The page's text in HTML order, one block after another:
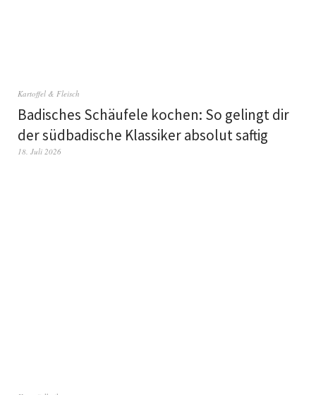
Kartoffel & Fleisch
Badisches Schäufele kochen: So gelingt dir
der südbadische Klassiker absolut saftig
18. Juli 2026